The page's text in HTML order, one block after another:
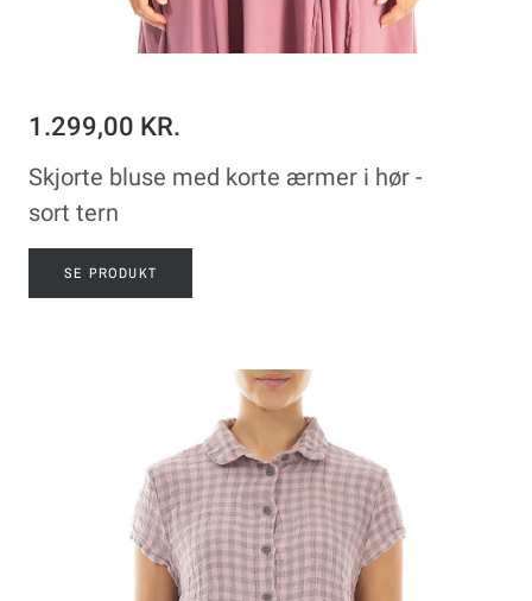
1.299,00 KR.
Skjorte bluse med korte ærmer i hør -
sort tern
SE PRODUKT